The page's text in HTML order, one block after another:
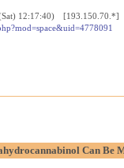
12:17:40) [193.150.70.*]
Can Be